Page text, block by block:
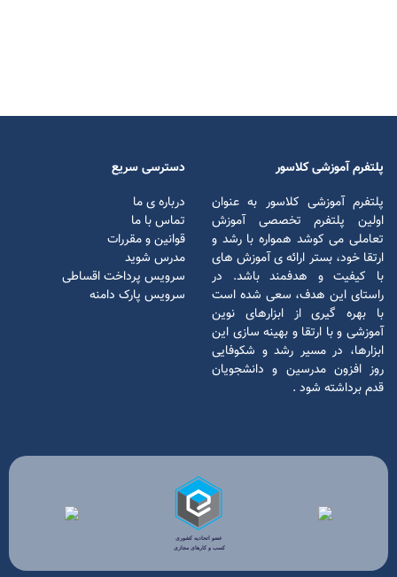
پلتفرم آموزشی کلاسور
پلتفرم آموزشی کلاسور به عنوان
اولین پلتفرم تخصصی آموزش
تعاملی می کوشد همواره با رشد و
ارتقا خود، بستر ارائه ی آموزش های
با کیفیت و هدفمند باشد. در
راستای این هدف، سعی شده است
با بهره گیری از ابزارهای نوین
آموزشی و با ارتقا و بهینه سازی این
ابزارها، در مسیر رشد و شکوفایی
روز افزون مدرسین و دانشجویان
قدم برداشته شود .
دسترسی سریع
درباره ی ما
تماس با ما
قوانین و مقررات
مدرس شوید
سرویس پرداخت اقساطی
سرویس پارک دامنه